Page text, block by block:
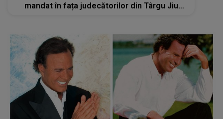
mandat în fața judecătorilor din Târgu Jiu